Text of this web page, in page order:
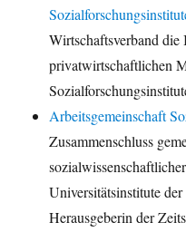
Wirtschaftsverband die
privatwirtschaftlichen
Arbeitsgemeinschaft
Zusammenschluss
Universitätsinstitute
Herausgeberin der